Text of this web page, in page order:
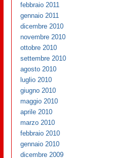
febbraio 2011
gennaio 2011
dicembre 2010
novembre 2010
ottobre 2010
settembre 2010
agosto 2010
luglio 2010
giugno 2010
maggio 2010
aprile 2010
marzo 2010
febbraio 2010
gennaio 2010
dicembre 2009